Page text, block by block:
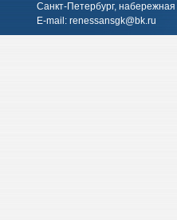
Санкт-Петербург,
E-mail: renessansgk@bk.ru